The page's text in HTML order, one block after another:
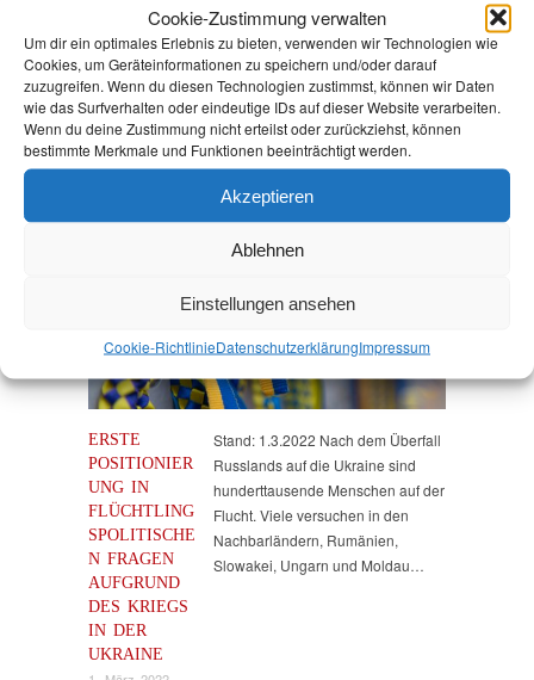
Cookie-Zustimmung verwalten
Um dir ein optimales Erlebnis zu bieten, verwenden wir Technologien wie
Cookies, um Geräteinformationen zu speichern und/oder darauf
zuzugreifen. Wenn du diesen Technologien zustimmst, können wir Daten
wie das Surfverhalten oder eindeutige IDs auf dieser Website verarbeiten.
Wenn du deine Zustimmung nicht erteilst oder zurückziehst, können
bestimmte Merkmale und Funktionen beeinträchtigt werden.
Akzeptieren
Ablehnen
Einstellungen ansehen
Cookie-RichtlinieDatenschutz­erklärungImpressum
Gleichstellung (17)
Internationales(65)
Kommunales(107)
LINKES(108)
NSU(29)
Religion & Dialog(35)
Startseite/Ungarn
ERSTE
POSITIONIER
UNG IN
FLÜCHTLING
SPOLITISCHE
N FRAGEN
AUFGRUND
DES KRIEGS
IN DER
UKRAINE
Flucht & Migration
Stand: 1.3.2022 Nach dem Überfall
Russlands auf die Ukraine sind
hunderttausende Menschen auf der
Flucht. Viele versuchen in den
Nachbarländern, Rumänien,
Slowakei, Ungarn und Moldau…